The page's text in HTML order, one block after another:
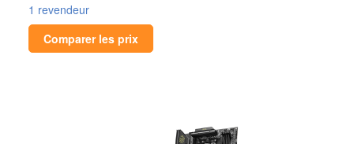
1 revendeur
Comparer les prix